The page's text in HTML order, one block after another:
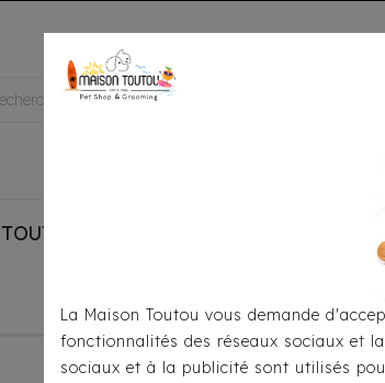
TOUTOU® HANDMADE MÉDAILLE -
Accueil Pour S'habiller
La Maison Toutou vous demande
fonctionnalités des réseaux sociaux et
sociaux et à la publicité sont utilisés